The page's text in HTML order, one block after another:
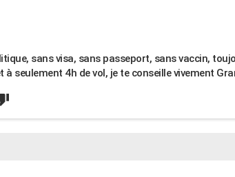
sans visa, sans passeport, sans vaccin,
à seulement 4h de vol, je te conseille vivement